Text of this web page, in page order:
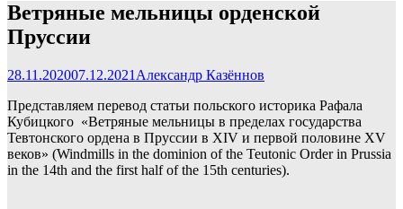
Ветряные мельницы орденской
Пруссии
28.11.202007.12.2021 Александр Казённов
Представляем перевод статьи польского историка Рафала
Кубицкого «Ветряные мельницы в пределах государства
Тевтонского ордена в Пруссии в XIV и первой половине XV
веков» (Windmills in the dominion of the Teutonic Order in Prussia
in the 14th and the first half of the 15th centuries).